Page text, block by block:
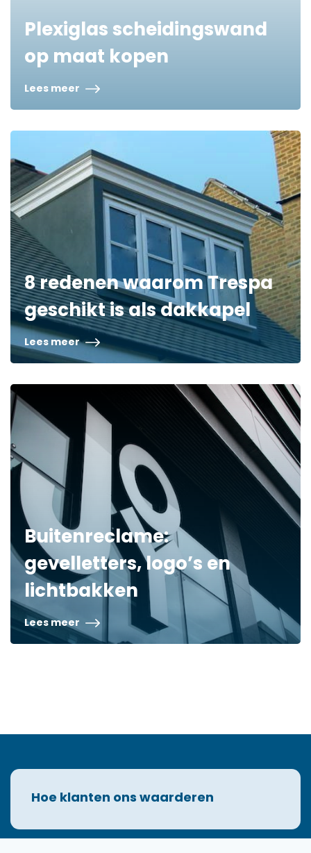
Plexiglas scheidingswand
op maat kopen
Lees meer
8 redenen waarom Trespa
geschikt is als dakkapel
Lees meer
Buitenreclame:
gevelletters, logo’s en
lichtbakken
Lees meer
Hoe klanten ons waarderen